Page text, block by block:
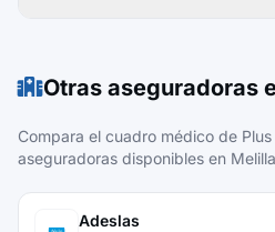
Otras aseguradoras
Compara el cuadro médico de
aseguradoras disponibles en
Adeslas